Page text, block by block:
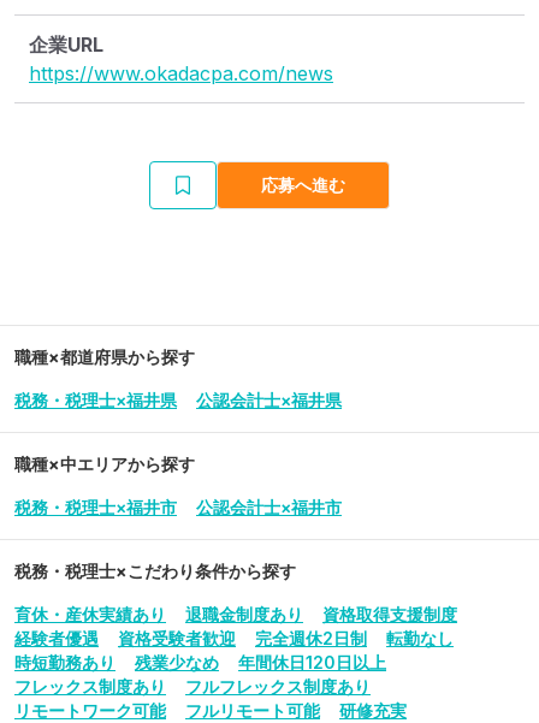
企業URL
https://www.okadacpa.com/news
応募へ進む
職種×都道府県から探す
税務・税理士×福井県 公認会計士×福井県
職種×中エリアから探す
税務・税理士×福井市 公認会計士×福井市
税務・税理士×こだわり条件から探す
育休・産休実績あり 退職金制度あり
資格取得支援制度
経験者優遇
資格受験者歓迎 完全週休2日制
転勤なし
時短勤務あり
残業少なめ
年間休日120日以上
フレックス制度あり
フルフレックス制度あり
リモートワーク可能
フルリモート可能
研修充実